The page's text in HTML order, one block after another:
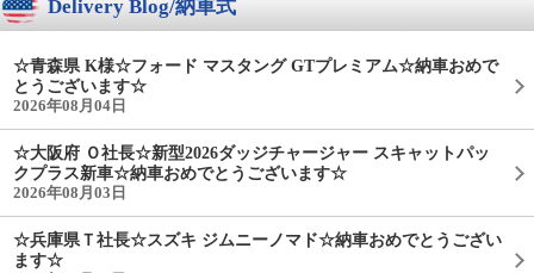
Delivery Blog/納車式
☆青森県 K様☆フォード マスタング GTプレミアム☆納車おめで
とうございます☆
2026年08月04日
☆大阪府 Ｏ社長☆新型2026ダッジチャージャー スキャットパッ
クプラス新車☆納車おめでとうございます☆
2026年08月03日
☆兵庫県Ｔ社長☆スズキ ジムニーノマド☆納車おめでとうござい
ます☆